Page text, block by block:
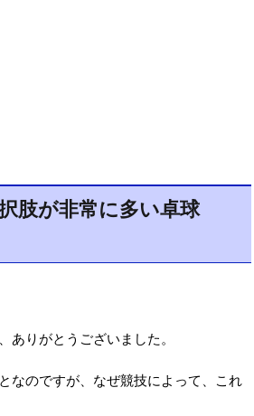
肢が非常に多い卓球
ありがとうございました。
なのですが、なぜ競技によって、これ